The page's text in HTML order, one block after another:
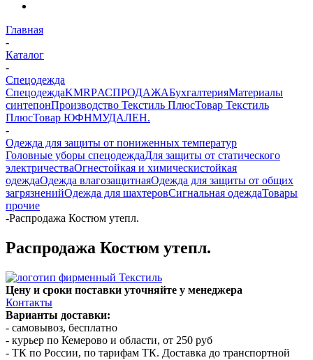
Главная
-
Каталог
-
Спецодежда
СпецодеждаKMRPАСПРОДАЖАБухгалтерияМатериалы
синтепонПроизводство Текстиль ПлюсТовар Текстиль
ПлюсТовар ЮФНМУДАЛЕН.
-
Одежда для защиты от пониженных температур
Головные уборы спецодеждаДля защиты от статического
электричестваОгнестойкая и химическистойкая
одеждаОдежда влагозащитнаяОдежда для защиты от общих
загрязненийОдежда для шахтеровСигнальная одеждаТовары
прочие
-Распродажа Костюм утепл.
Распродажа Костюм утепл.
Цену и сроки поставки уточняйте у менеджера
Контакты
Варианты доставки:
- самовывоз, бесплатно
- курьер по Кемерово и области, от 250 руб
- ТК по России, по тарифам ТК. Доставка до транспортной